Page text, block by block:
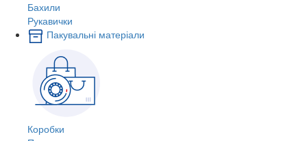
Бахили
Рукавички
Пакувальні матеріали
Коробки